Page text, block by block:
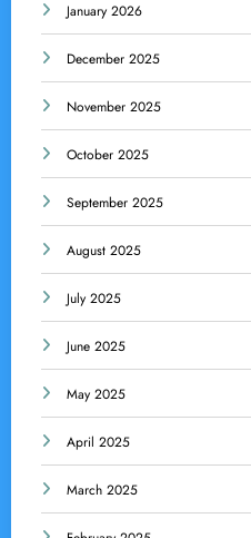
January 2026
December 2025
November 2025
October 2025
September 2025
August 2025
July 2025
June 2025
May 2025
April 2025
March 2025